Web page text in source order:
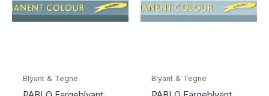
Blyant & Tegne Blyant & Tegne